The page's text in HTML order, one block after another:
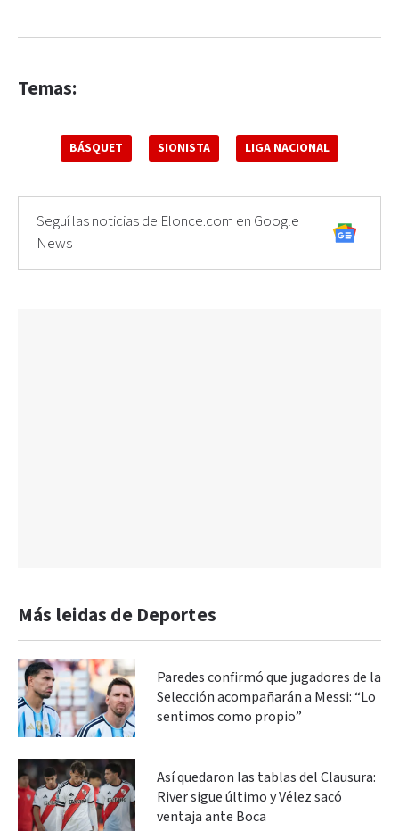
Temas:
BÁSQUET SIONISTA LIGA NACIONAL
Seguí las noticias de Elonce.com en Google
News
Más leidas de Deportes
Paredes confirmó que jugadores de la
Selección acompañarán a Messi: “Lo
sentimos como propio”
Así quedaron las tablas del Clausura:
River sigue último y Vélez sacó
ventaja ante Boca